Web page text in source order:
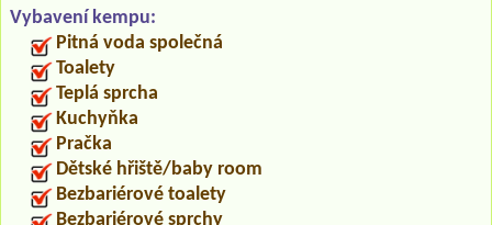
Vybavení kempu:
Pitná voda společná
Toalety
Teplá sprcha
Kuchyňka
Pračka
Dětské hřiště/baby room
Bezbariérové toalety
Bezbariérové sprchy